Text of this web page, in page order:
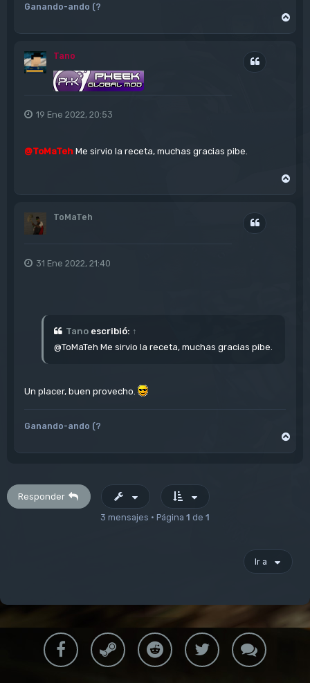
Ganando-ando (?
Tano
Citar
19 Ene 2022, 20:53
@ToMaTeh Me sirvio la receta, muchas gracias pibe.
ToMaTeh
Citar
31 Ene 2022, 21:40
Tano escribió: ↑
@ToMaTeh Me sirvio la receta, muchas gracias pibe.
Un placer, buen provecho.
Ganando-ando (?
Responder
3 mensajes • Página 1 de 1
Ir a